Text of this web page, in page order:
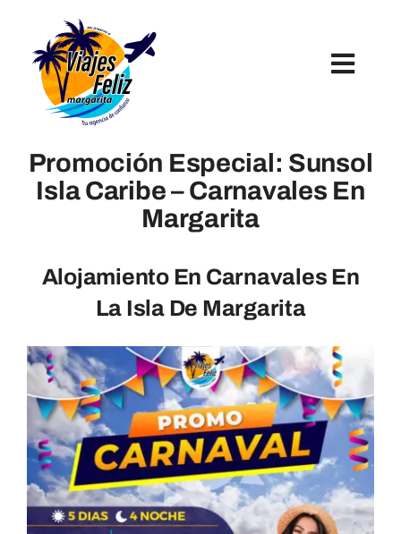
content
Hoteles
Tours Y Excursiones
Promoción Especial: Sunsol
Isla Caribe – Carnavales En
Margarita
Alojamiento En Carnavales En
La Isla De Margarita